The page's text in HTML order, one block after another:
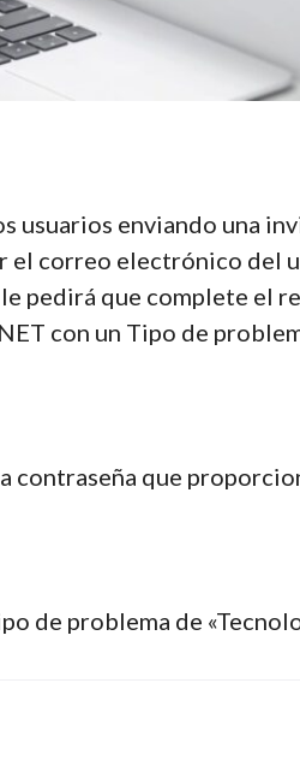
usuarios enviando una
correo electrónico del
pedirá que complete el
con un Tipo de
que
de problema de